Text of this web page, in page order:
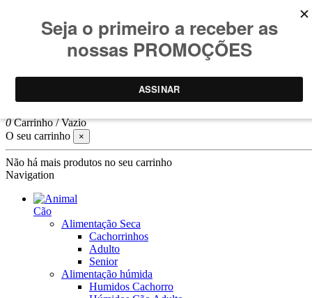
Consultecondições promoções.
Promoções limitadas ao stock
0 Carrinho /Vazio
O seu carrinho
×
Não há mais produtos no seu carrinho
Navigation
Cão
Alimentação Seca
Cachorrinhos
Adulto
Senior
Alimentação húmida
Humidos Cachorro